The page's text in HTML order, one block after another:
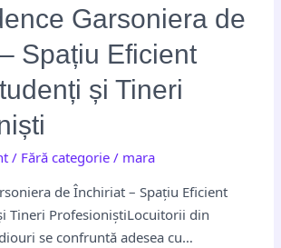
Garsoniera de
Spațiu Eficient
și Tineri
/ Fără categorie / mara
de Închiriat – Spațiu Eficient
Tineri ProfesioniștiLocuitorii din
se confruntă adesea cu…